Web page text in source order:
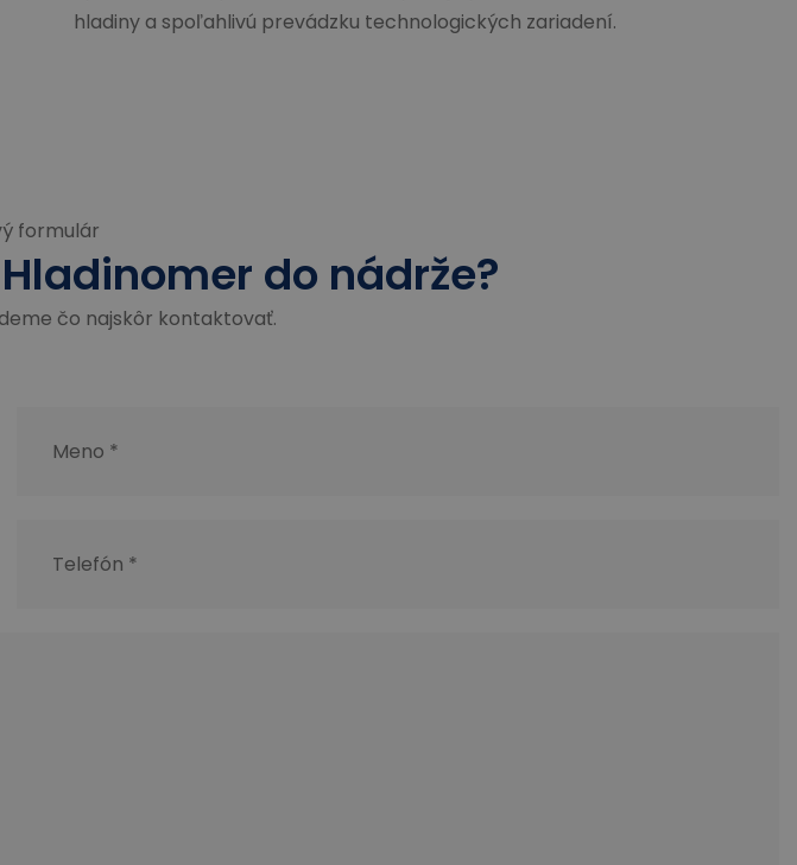
hladiny a spoľahlivú prevádzku technologických zariadení.
formulár
do nádrže?
čo najskôr kontaktovať.